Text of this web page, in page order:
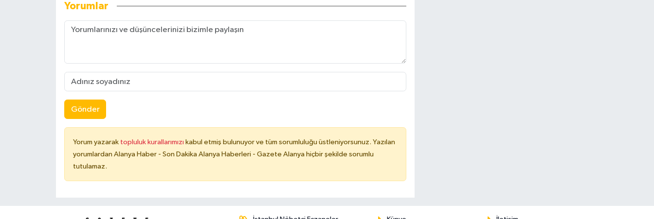
Yorumlar
Gönder
Yorum yazarak topluluk kurallarımızı kabul etmiş bulunuyor ve tüm sorumluluğu üstleniyorsunuz. Yazılan
yorumlardan Alanya Haber - Son Dakika Alanya Haberleri - Gazete Alanya hiçbir şekilde sorumlu
tutulamaz.